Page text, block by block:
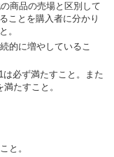
の商品の売場と 区別 して
ことを購入者に分かり
。
的に増やしているこ
1は必ず満たすこと。また
満たすこと。
と。